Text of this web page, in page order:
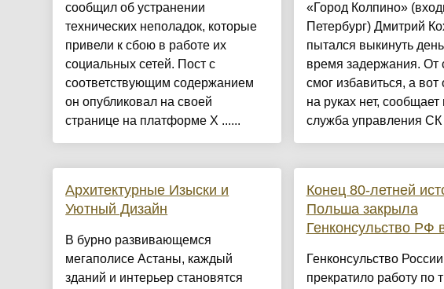
сообщил об устранении
технических неполадок, которые
привели к сбою в работе их
социальных сетей. Пост с
соответствующим содержанием
он опубликовал на своей
странице на платформе X ......
Архитектурные Изыски и
Уютный Дизайн
​В бурно развивающемся
мегаполисе Астаны, каждый
зданий и интерьер становятся
«Город Колпино»
Петербург) Дмитрий
пытался выкинуть
время задержания. От
смог избавиться, а вот
на руках нет, сообщает
служба управления СК
Конец 80-летней
Польша закрыла
Генконсульство РФ
Генконсульство
прекратило работу по